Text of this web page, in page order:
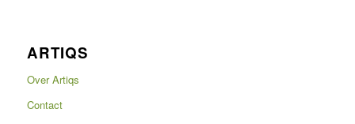
ARTIQS
Over Artiqs
Contact